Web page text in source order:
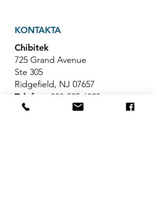
KONTAKTA
Chibitek
725 Grand Avenue
Ste 305
Ridgefield, NJ 07657
Telefon 888-585-6823
E-post hello@chibitek.com